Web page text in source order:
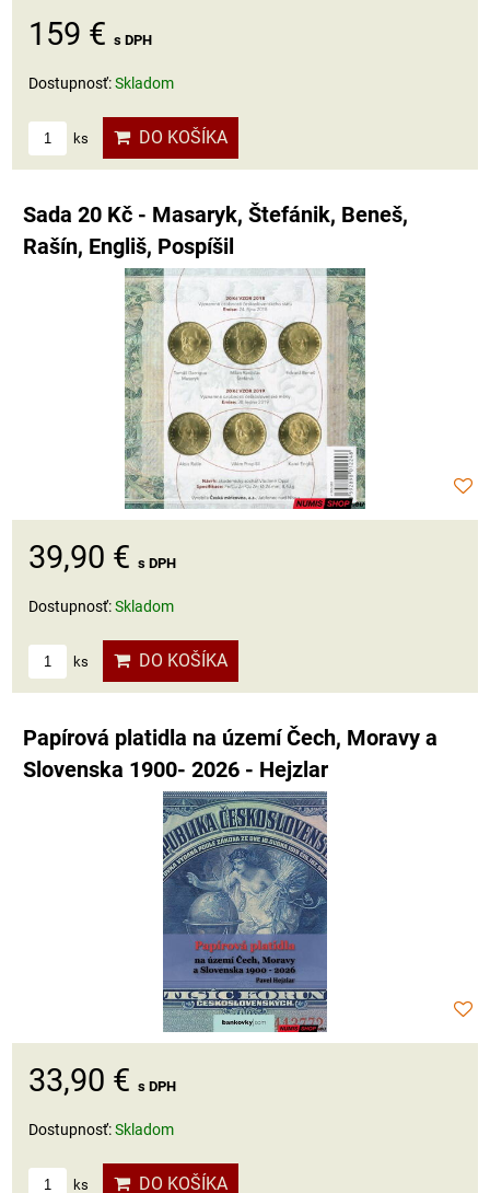
159 € s DPH
Dostupnosť:Skladom
ks DO KOŠÍKA
Sada 20 Kč - Masaryk, Štefánik, Beneš,
Rašín, Engliš, Pospíšil
39,90 € s DPH
Dostupnosť:Skladom
ks DO KOŠÍKA
Papírová platidla na území Čech, Moravy a
Slovenska 1900- 2026 - Hejzlar
33,90 € s DPH
Dostupnosť:Skladom
ks DO KOŠÍKA